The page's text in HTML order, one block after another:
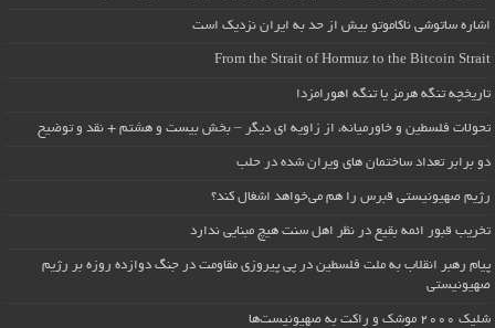
اشاره ساتوشی ناکاموتو بیش از حد به ایران نزدیک است
From the Strait of Hormuz to the Bitcoin Strait
تاریخچه تنگه هرمز یا تنگه اهورامزدا
تحولات فلسطین و خاورمیانه، از زاویه ای دیگر – بخش بیست و هشتم + نقد و توضیح
دو برابر تعداد ساختمان های ویران شده در حلب
رژیم صهیونیستی قبرس را هم می‌خواهد اشغال کند؟
تخریب قبور ائمه بقیع در نظر اهل سنت هیچ مبنایی ندارد
پیام رهبر انقلاب به ملت فلسطین در پی پیروزی مقاومت در جنگ دوازده روزه بر رژیم
صهیونیستی
شلیک ۲۰۰۰ موشک و راکت به صهیونیست‌ها